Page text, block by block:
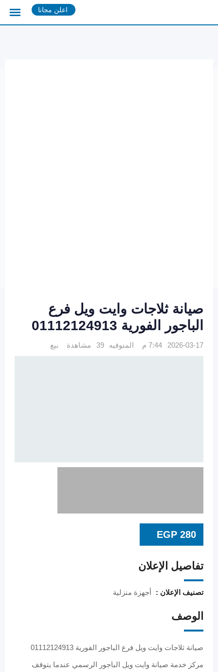
اعلن مجانا
صيانة ثلاجات وايت ويل فرع
الباجور الفورية 01112124913
2026-03-17 7:44 م المنوفيه 39 مشاهدة بيع
EGP 280
تفاصيل الإعلان
تصنيف الإعلان : أجهزة منزلية
الوصف
صيانة ثلاجات وايت ويل فرع الباجور الفورية 01112124913
مركز خدمة صيانة وايت ويل الباجور الرسمي عندما يتوقف